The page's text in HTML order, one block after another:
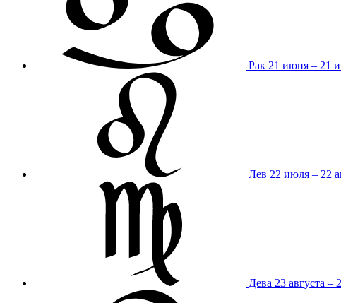
Рак 21 июня – 21
Лев 22 июля – 22
Дева 23 августа –